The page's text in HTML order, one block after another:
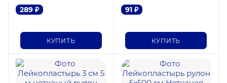
289 ₽
КУПИТЬ
91₽
КУПИТЬ